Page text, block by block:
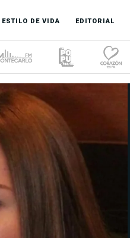
ESTILO DE VIDA EDITORIAL